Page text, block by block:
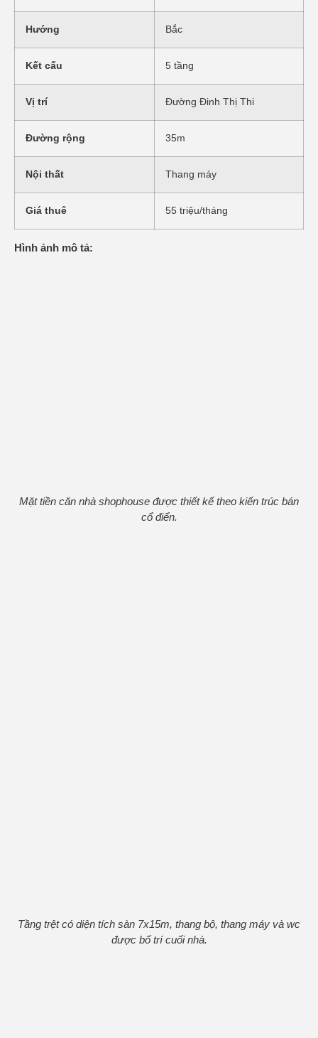
Hướng Bắc
Kết cấu 5 tầng
Vị trí Đường Đinh Thị Thi
Đường rộng 35m
Nội thất Thang máy
Giá thuê 55 triệu/tháng
Hình ảnh mô tả:
Mặt tiền căn nhà shophouse được thiết kế theo kiến trúc bán
cổ điển.
Tầng trệt có diện tích sàn 7x15m, thang bộ, thang máy và wc
được bố trí cuối nhà.